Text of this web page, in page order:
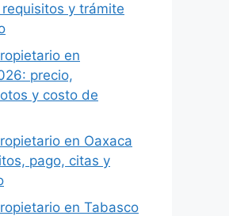
y trámite
en
precio,
y costo de
en Oaxaca
pago, citas y
en Tabasco